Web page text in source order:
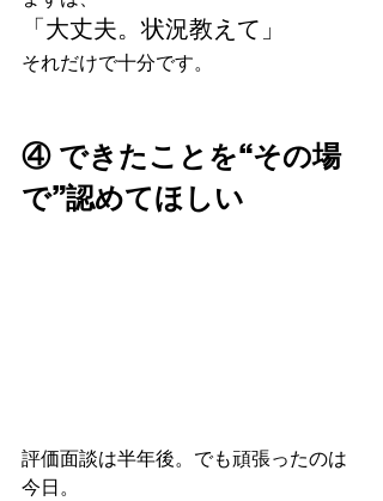
「大丈夫。状況教えて」
それだけで十分です。
④ できたことを“その場
で”認めてほしい
評価面談は半年後。でも頑張ったのは
今日。